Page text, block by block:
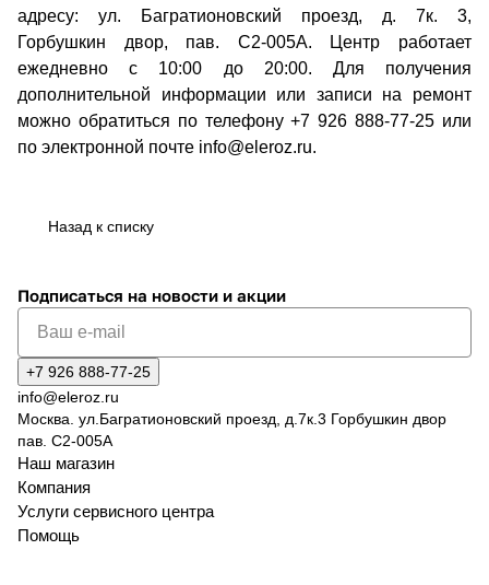
адресу: ул. Багратионовский проезд, д. 7к. 3,
Горбушкин двор, пав. C2-005A. Центр работает
ежедневно с 10:00 до 20:00. Для получения
дополнительной информации или записи на ремонт
можно обратиться по телефону +7 926 888-77-25 или
по электронной почте info@eleroz.ru.
Назад к списку
Подписаться на новости и акции
+7 926 888-77-25
info@eleroz.ru
Москва. ул.Багратионовский проезд, д.7к.3 Горбушкин двор
пав. C2-005A
Наш магазин
Компания
Услуги сервисного центра
Помощь